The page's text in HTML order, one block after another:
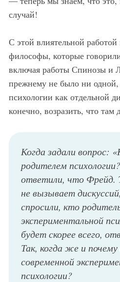
случай!
С этой влиятельной
философы, которые
включая работы Спинозы и
прежнему не было ни
психологии как отдельной
конечно, возразить, что там
Когда задали вопрос:
родителем
ответили, что Фрейд.
не вызывает
спросили, кто
экспериментальной
будет скорее всего,
Так, когда же и
современной
психологии?